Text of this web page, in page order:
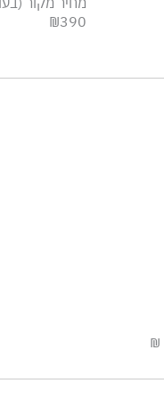
₪390